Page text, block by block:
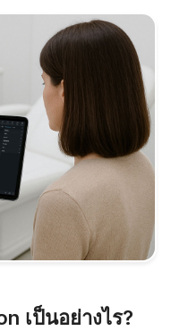
เป็นอย่างไร?